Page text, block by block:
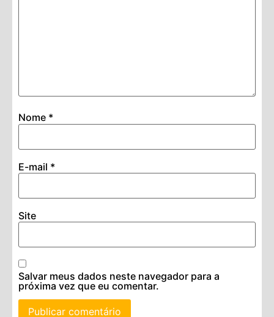
Nome *
E-mail *
Site
Salvar meus dados neste navegador para a
próxima vez que eu comentar.